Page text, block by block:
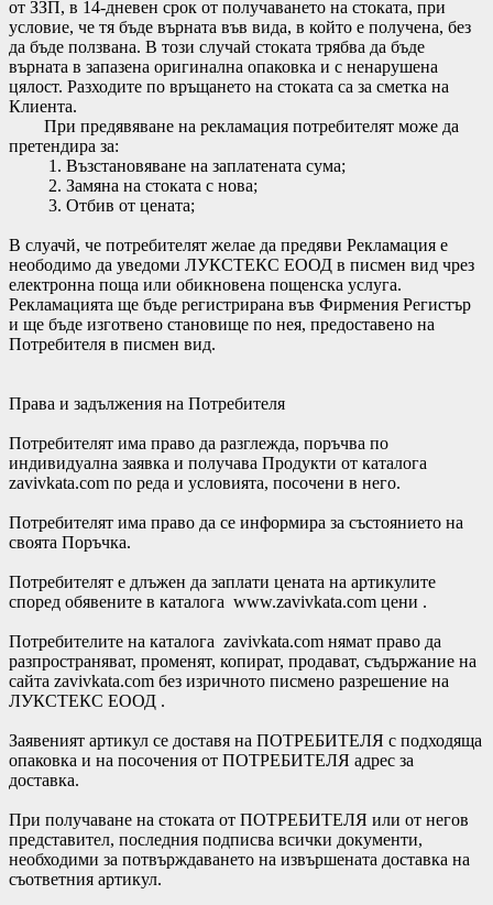
от ЗЗП, в 14-дневен срок от получаването на стоката, при
условие, че тя бъде върната във вида, в който е получена, без
да бъде ползвана. В този случай стоката трябва да бъде
върната в запазена оригинална опаковка и с ненарушена
цялост. Разходите по връщането на стоката са за сметка на
Клиента.
При предявяване на рекламация потребителят може да
претендира за:
1. Възстановяване на заплатената сума;
2. Замяна на стоката с нова;
3. Отбив от цената;
В слуачй, че потребителят желае да предяви Рекламация е
неободимо да уведоми ЛУКСТЕКС ЕООД в писмен вид чрез
електронна поща или обикновена пощенска услуга.
Рекламацията ще бъде регистрирана във Фирмения Регистър
и ще бъде изготвено становище по нея, предоставено на
Потребителя в писмен вид.
Права и задължения на Потребителя
Потребителят има право да разглежда, поръчва по
индивидуална заявка и получава Продукти от каталога
zavivkata.com по реда и условията, посочени в него.
Потребителят има право да се информира за състоянието на
своята Поръчка.
Потребителят е длъжен да заплати цената на артикулите
според обявените в каталога www.zavivkata.com цени .
Потребителите на каталога zavivkata.com нямат право да
разпространяват, променят, копират, продават, съдържание на
сайта zavivkata.com без изричното писмено разрешение на
ЛУКСТЕКС ЕООД .
Заявеният артикул се доставя на ПОТРЕБИТЕЛЯ с подходяща
опаковка и на посочения от ПОТРЕБИТЕЛЯ адрес за
доставка.
При получаване на стоката от ПОТРЕБИТЕЛЯ или от негов
представител, последния подписва всички документи,
необходими за потвърждаването на извършената доставка на
съответния артикул.